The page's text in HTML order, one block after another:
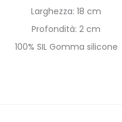
Larghezza: 18 cm
Profondità: 2 cm
100% SIL Gomma silicone